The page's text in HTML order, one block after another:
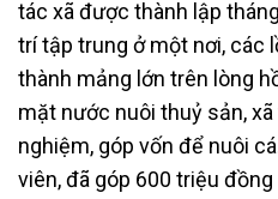
tác xã được thành lập
trí tập trung ở một nơi, các
thành mảng lớn trên lòng
mặt nước nuôi thuỷ sản,
nghiệm, góp vốn để nuôi
viên, đã góp 600 triệu